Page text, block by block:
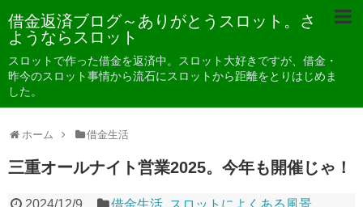
借金返済ブログ～ありがとうスロット。さ
ようならスロット
スロットで作った借金を返済中。スロット大好きですが、借金・
昨今のスロット事情から流石にスロットから距離をとりはじめま
した。
ホーム 借金生活
三重オールナイト営業2025。今年も開催じゃ！
2024/12/9 借金生活, スロットによくある風景